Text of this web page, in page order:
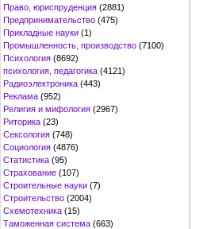
Право, юриспруденция (2881)
Предпринимательство (475)
Прикладные науки (1)
Промышленность, производство (7100)
Психология (8692)
психология, педагогика (4121)
Радиоэлектроника (443)
Реклама (952)
Религия и мифология (2967)
Риторика (23)
Сексология (748)
Социология (4876)
Статистика (95)
Страхование (107)
Строительные науки (7)
Строительство (2004)
Схемотехника (15)
Таможенная система (663)